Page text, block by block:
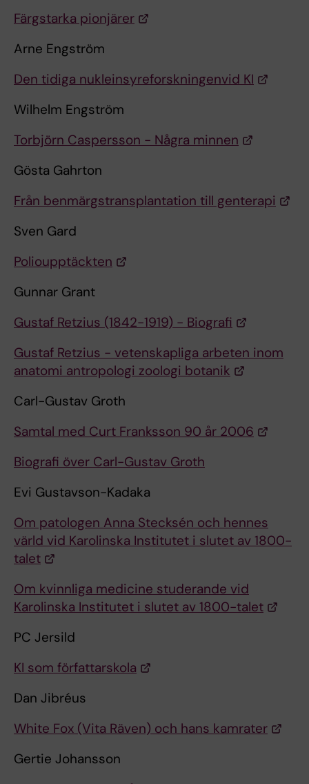
Färgstarka pionjärer
Arne Engström
Den tidiga nukleinsyreforskningenvid KI
Wilhelm Engström
Torbjörn Caspersson - Några minnen
Gösta Gahrton
Från benmärgstransplantation till genterapi
Sven Gard
Polioupptäckten
Gunnar Grant
Gustaf Retzius (1842-1919) - Biografi
Gustaf Retzius - vetenskapliga arbeten inom
anatomi antropologi zoologi botanik
Carl-Gustav Groth
Samtal med Curt Franksson 90 år 2006
Biografi över Carl-Gustav Groth
Evi Gustavson-Kadaka
Om patologen Anna Stecksén och hennes
värld vid Karolinska Institutet i slutet av 1800-
talet
Om kvinnliga medicine studerande vid
Karolinska Institutet i slutet av 1800-talet
PC Jersild
KI som författarskola
Dan Jibréus
White Fox (Vita Räven) och hans kamrater
Gertie Johansson